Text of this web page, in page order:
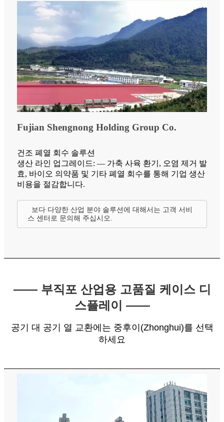
Fujian Shengnong Holding Group Co.
건조 폐열 회수 솔루션
생산 라인 업그레이드: — 가축 사육 환기, 오염 제거 발
효, 바이오 의약품 및 기타 폐열 회수를 통해 기업 생산
비용을 절감합니다.
보다 다양한 산업 분야 솔루션에 대해서는 고객 서비
스 센터로 문의해 주십시오.
—— 부직포 산업용 고품질 케이스 디
스플레이 ——
공기 대 공기 열 교환에는 중후이(Zhonghui)를 선택
하세요